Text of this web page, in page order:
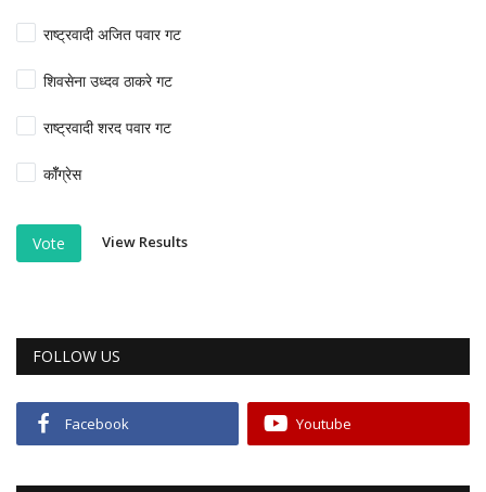
राष्ट्रवादी अजित पवार गट
शिवसेना उध्दव ठाकरे गट
राष्ट्रवादी शरद पवार गट
कॉँग्रेस
Vote View Results
FOLLOW US
Facebook Youtube